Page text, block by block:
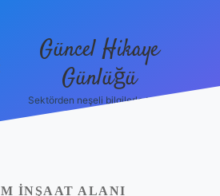
Güncel Hikaye
Günlüğü
Sektörden neşeli bilgilerle tanış!
INŞAAT ALANI